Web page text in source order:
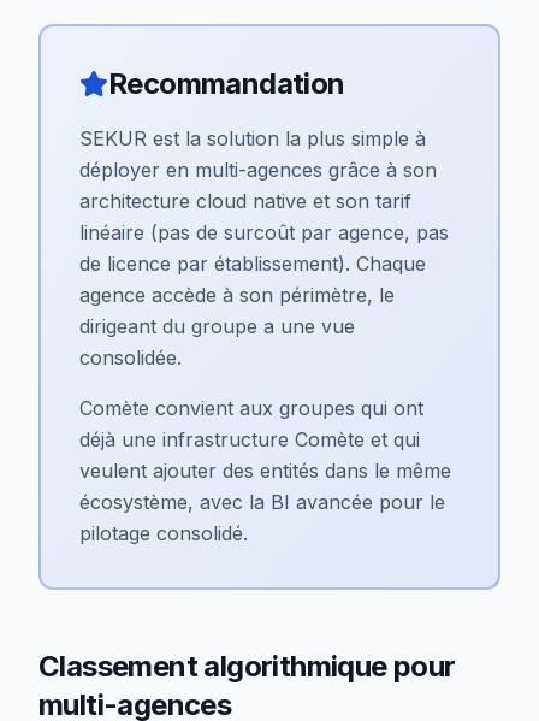
Recommandation
SEKUR est la solution la plus simple à
déployer en multi-agences grâce à son
architecture cloud native et son tarif
linéaire (pas de surcoût par agence, pas
de licence par établissement). Chaque
agence accède à son périmètre, le
dirigeant du groupe a une vue
consolidée.
Comète convient aux groupes qui ont
déjà une infrastructure Comète et qui
veulent ajouter des entités dans le même
écosystème, avec la BI avancée pour le
pilotage consolidé.
Classement algorithmique pour
multi-agences